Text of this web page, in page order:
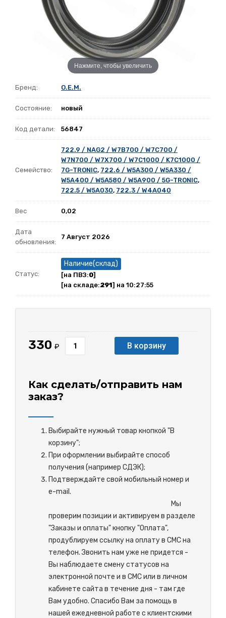
Нажмите, чтобы увеличить
Бренд: O.E.M.
Состояние: новый
Код детали: 56847
Семейство:
722.9 / NAG2 / W7B700 / W7C700 /
W7N700 / W7X700 / W7C1000 / K7C1000 /
7G-TRONIC, 722.6 / W5A300 / W5A330 /
W5A400 / W5A580 / W5A900 / 5G-TRONIC,
722.5 / W5A030, 722.3 / W4A040
Вес 0,02
Дата
обновления:
7 Август 2026
Статус:
Наличие(склад)
[на ПВЗ:0]
[на складе:291] на 10:27:55
330 ₽ В корзину
Как сделать/отправить нам
заказ?
Выбирайте нужный товар кнопкой "В
корзину";
При оформлении выбирайте способ
получения (например СДЭК);
Подтверждайте свой мобильный номер и
e-mail.
Мы
проверим позиции и активируем в разделе
"Заказы и оплаты" кнопку "Оплата",
продублируем ссылку на оплату в СМС на
телефон. Звонить нам уже не придется -
Вы наблюдаете смену статусов на
электронной почте и в СМС или в личном
кабинете сайта в течение дня - там где
Вам удобно. Спасибо Вам за помощь в
нашей ежедневной работе с клиентскими